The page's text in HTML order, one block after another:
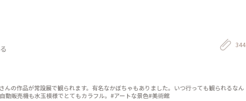
344
んの作品が常設展で観られます。有名なかぼちゃもありました。いつ行っても観られるなん
動販売機も水玉模様でとてもカラフル。#アートな景色#美術館